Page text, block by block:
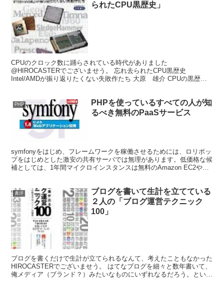
られたCPU黒歴史」
CPUのクロック数に踊らされている時代がありました
@HIROCASTERでございませう。 忘れ去られたCPU黒歴史
Intel/AMDが振り返りたくない失敗作たち 大原 雄介 CPUの黒歴史
PHP
PHPを使っているすべての人が知
るべき無料のPaaSサービス
symfonyをはじめ、フレームワークを稼働させるためには、ロリポッ
プをはじめとした激安の共有サーバでは無理があります。低価格な候
補としては、1年間マイクロインスタンスは無料のAmazon EC2や月
書評
ブログを書いて生計を立てている
２人の「ブログ運営テクニック
100」
ブログを書くだけで生計が立てられるなんて、考えたこともなかった
HIROCASTERでございませう。 はてなブログを細々と数年書いて、
俺メディア（ブランド？）みたいなものにいずれなるだろう。という